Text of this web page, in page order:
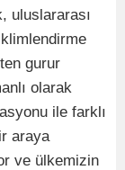
uluslararası
gurur
olarak
ile farklı
araya
ve ülkemizin